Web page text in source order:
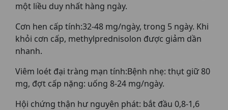
một liều duy nhất hàng ngày.
Cơn hen cấp tính:32-48 mg/ngày, trong 5 ngày. Khi
khỏi cơn cấp, methylprednisolon được giảm dần
nhanh.
Viêm loét đại tràng mạn tính:Bệnh nhẹ: thụt giữ 80
mg, đợt cấp nặng: uống 8-24 mg/ngày.
Hội chứng thận hư nguyên phát: bắt đầu 0,8-1,6